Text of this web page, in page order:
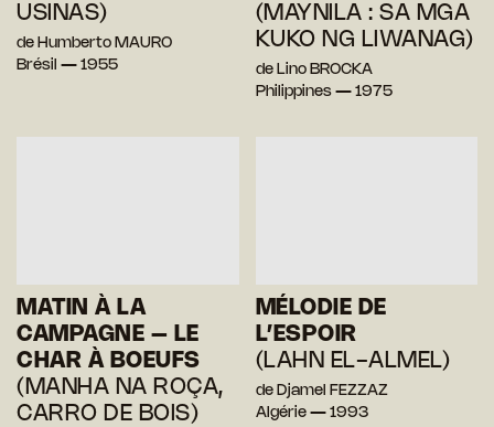
USINAS)
de Humberto MAURO
Brésil — 1955
(MAYNILA : SA MGA
KUKO NG LIWANAG)
de Lino BROCKA
Philippines — 1975
MATIN À LA
CAMPAGNE – LE
CHAR À BOEUFS
(MANHA NA ROÇA,
CARRO DE BOIS)
MÉLODIE DE
L’ESPOIR
(LAHN EL-ALMEL)
de Djamel FEZZAZ
Algérie — 1993